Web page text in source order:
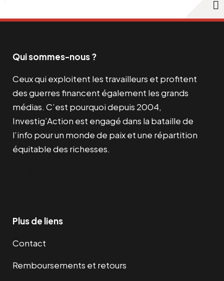
Qui sommes-nous ?
Ceux qui exploitent les travailleurs et profitent
des guerres financent également les grands
médias. C’est pourquoi depuis 2004,
Investig’Action est engagé dans la bataille de
l’info pour un monde de paix et une répartition
équitable des richesses.
Plus de liens
Contact
Remboursements et retours